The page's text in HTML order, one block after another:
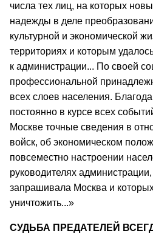
числа тех лиц, на которых
надежды в деле
культурной и экономической
территориях и которым
к администрации... По своей
профессиональной
всех слоев населения.
постоянно в курсе всех
Москве точные сведения в
войск, об экономическом
повсеместно настроении
руководителях
запрашивала Москва и
уничтожить...»
СУДЬБА ПРЕДАТЕЛЕЙ